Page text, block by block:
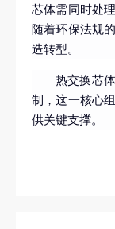
芯体需同时处
随着环保法规
造转型。
热交换芯
制，这一核心
供关键支撑。